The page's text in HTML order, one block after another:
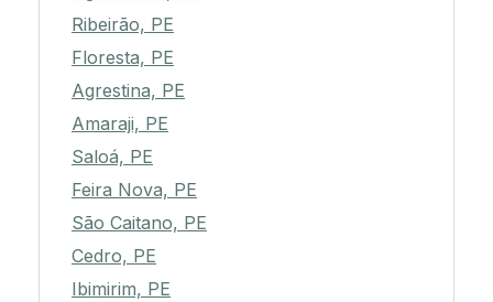
Ribeirão, PE
Floresta, PE
Agrestina, PE
Amaraji, PE
Saloá, PE
Feira Nova, PE
São Caitano, PE
Cedro, PE
Ibimirim, PE